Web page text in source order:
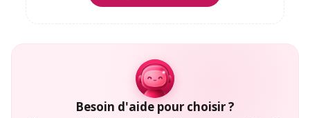
Besoin d'aide pour choisir ?